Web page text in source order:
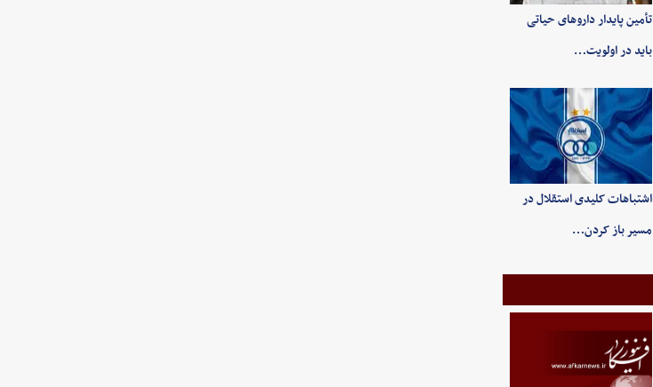
تأمین پایدار داروهای حیاتی
باید در اولویت…
اشتباهات کلیدی استقلال در
مسیر باز کردن…